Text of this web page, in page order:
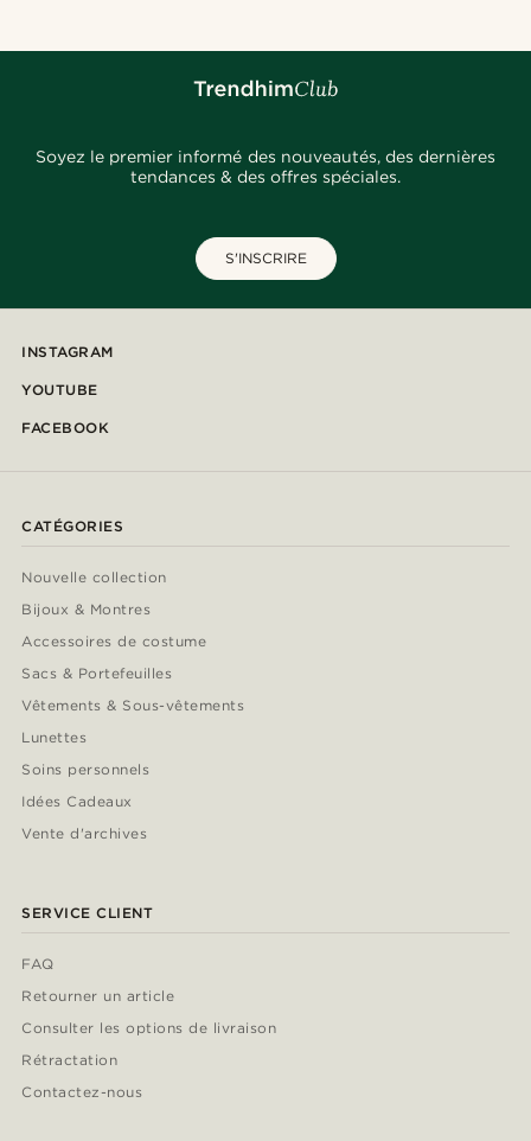
Soyez le premier informé des nouveautés, des dernières
tendances & des offres spéciales.
S'INSCRIRE
INSTAGRAM
YOUTUBE
FACEBOOK
CATÉGORIES
Nouvelle collection
Bijoux & Montres
Accessoires de costume
Sacs & Portefeuilles
Vêtements & Sous-vêtements
Lunettes
Soins personnels
Idées Cadeaux
Vente d'archives
SERVICE CLIENT
FAQ
Retourner un article
Consulter les options de livraison
Rétractation
Contactez-nous